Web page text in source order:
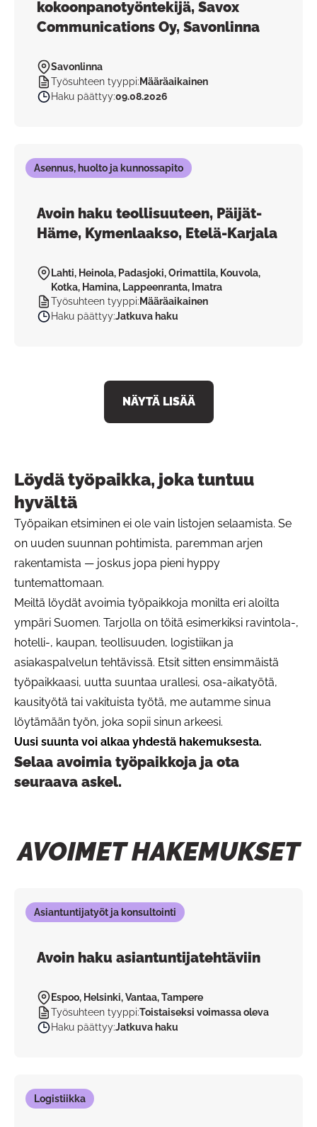
kokoonpanotyöntekijä, Savox
Communications Oy, Savonlinna
Savonlinna
Työsuhteen tyyppi: Määräaikainen
Haku päättyy:09.08.2026
Asennus, huolto ja kunnossapito
Avoin haku teollisuuteen, Päijät-
Häme, Kymenlaakso, Etelä-Karjala
Lahti, Heinola, Padasjoki, Orimattila, Kouvola,
Kotka, Hamina, Lappeenranta, Imatra
Työsuhteen tyyppi: Määräaikainen
Haku päättyy:Jatkuva haku
NÄYTÄ LISÄÄ
Löydä työpaikka, joka tuntuu
hyvältä
Työpaikan etsiminen ei ole vain listojen selaamista. Se
on uuden suunnan pohtimista, paremman arjen
rakentamista — joskus jopa pieni hyppy
tuntemattomaan.
Meiltä löydät avoimia työpaikkoja monilta eri aloilta
ympäri Suomen. Tarjolla on töitä esimerkiksi ravintola-,
hotelli-, kaupan, teollisuuden, logistiikan ja
asiakaspalvelun tehtävissä. Etsit sitten ensimmäistä
työpaikkaasi, uutta suuntaa urallesi, osa-aikatyötä,
kausityötä tai vakituista työtä, me autamme sinua
löytämään työn, joka sopii sinun arkeesi.
Uusi suunta voi alkaa yhdestä hakemuksesta.
Selaa avoimia työpaikkoja ja ota
seuraava askel.
AVOIMET HAKEMUKSET
Asiantuntijatyöt ja konsultointi
Avoin haku asiantuntijatehtäviin
Espoo, Helsinki, Vantaa, Tampere
Työsuhteen tyyppi:Toistaiseksi voimassa oleva
Haku päättyy:Jatkuva haku
Logistiikka